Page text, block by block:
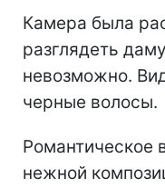
Камера была
разглядеть
невозможно.
черные волосы.
Романтическое
нежной